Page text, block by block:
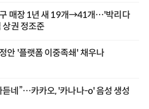
구 매장 1년 새 19개→41개…'박리다
상권 정조준
안 '플랫폼 이중족쇄' 채우나
듣네”…카카오, '카나나-o' 음성 생성